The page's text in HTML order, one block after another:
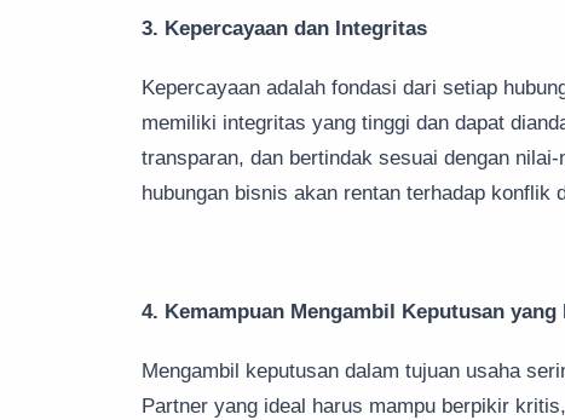
3. Kepercayaan dan Integritas
Kepercayaan adalah fondasi dari setiap
memiliki integritas yang tinggi dan dapat
transparan, dan bertindak sesuai dengan
hubungan bisnis akan rentan terhadap konflik
4. Kemampuan Mengambil Keputusan yang
Mengambil keputusan dalam tujuan usaha
Partner yang ideal harus mampu berpikir